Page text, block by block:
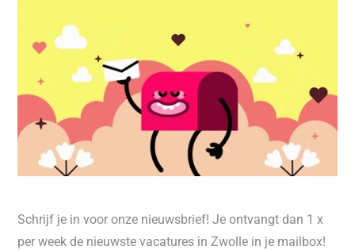
Schrijf je in voor onze nieuwsbrief! Je ontvangt dan 1 x
per week de nieuwste vacatures in Zwolle in je mailbox!